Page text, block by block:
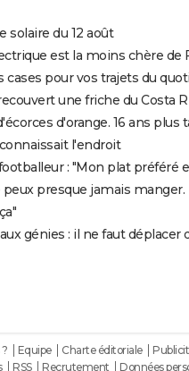
solaire du 12 août
est la moins chère de
cases pour vos trajets du
une friche du Costa
d'orange. 16 ans plus
l'endroit
: "Mon plat préféré
presque jamais manger.
génies : il ne faut déplacer
Equipe Charte éditoriale
RSS Recrutement Données